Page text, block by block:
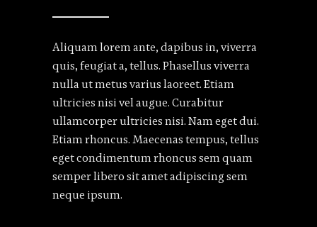
Aliquam lorem ante, dapibus in, viverra
quis, feugiat a, tellus. Phasellus viverra
nulla ut metus varius laoreet. Etiam
ultricies nisi vel augue. Curabitur
ullamcorper ultricies nisi. Nam eget dui.
Etiam rhoncus. Maecenas tempus, tellus
eget condimentum rhoncus sem quam
semper libero sit amet adipiscing sem
neque ipsum.